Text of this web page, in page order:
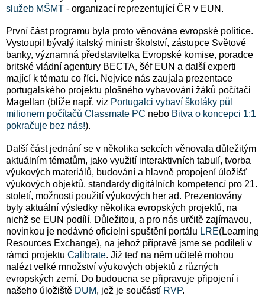
služeb MŠMT - organizací reprezentující ČR v EUN.
První část programu byla proto věnována evropské politice.
Vystoupil bývalý italský ministr školství, zástupce Světové
banky, významná představitelka Evropské komise, poradce
britské vládní agentury BECTA, šéf EUN a další experti
mající k tématu co říci. Nejvíce nás zaujala prezentace
portugalského projektu plošného vybavování žáků počítači
Magellan (blíže např. viz Portugalci vybaví školáky půl
milionem počítačů Classmate PC nebo Bitva o koncepci 1:1
pokračuje bez nás!).
Další část jednání se v několika sekcích věnovala důležitým
aktuálním tématům, jako využití interaktivních tabulí, tvorba
výukových materiálů, budování a hlavně propojení úložišť
výukových objektů, standardy digitálních kompetencí pro 21.
století, možnosti použití výukových her ad. Prezentovány
byly aktuální výsledky několika evropských projektů, na
nichž se EUN podílí. Důležitou, a pro nás určitě zajímavou,
novinkou je nedávné oficielní spuštění portálu LRE(Learning
Resources Exchange), na jehož přípravě jsme se podíleli v
rámci projektu Calibrate. Již teď na něm učitelé mohou
nalézt velké množství výukových objektů z různých
evropských zemí. Do budoucna se připravuje připojení i
našeho úložiště DUM, jež je součástí RVP.